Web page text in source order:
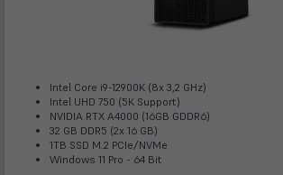
Intel Core i9-12900K (8x 3,2 GHz)
Intel UHD 750 (5K Support)
NVIDIA RTX A4000 (16GB GDDR6)
32 GB DDR5 (2x 16 GB)
1TB SSD M.2 PCIe/NVMe
Windows 11 Pro - 64 Bit